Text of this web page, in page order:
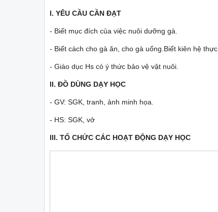
I. YÊU CẦU CẦN ĐẠT
- Biết mục đích của việc nuôi dưỡng gà.
- Biết cách cho gà ăn, cho gà uống.Biết kiên hệ
- Giáo dục Hs có ý thức bảo vệ vật nuôi.
II. ĐỒ DÙNG DẠY HỌC
- GV: SGK, tranh, ảnh minh họa.
- HS: SGK, vở
III. TỔ CHỨC CÁC HOẠT ĐỘNG DẠY HỌC